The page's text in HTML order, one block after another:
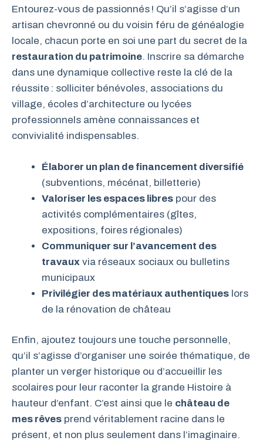
Entourez-vous de passionnés ! Qu’il s’agisse d’un
artisan chevronné ou du voisin féru de généalogie
locale, chacun porte en soi une part du secret de la
restauration du patrimoine. Inscrire sa démarche
dans une dynamique collective reste la clé de la
réussite : solliciter bénévoles, associations du
village, écoles d’architecture ou lycées
professionnels amène connaissances et
convivialité indispensables.
Élaborer un plan de financement diversifié
(subventions, mécénat, billetterie)
Valoriser les espaces libres pour des
activités complémentaires (gîtes,
expositions, foires régionales)
Communiquer sur l’avancement des
travaux via réseaux sociaux ou bulletins
municipaux
Privilégier des matériaux authentiques lors
de la rénovation de château
Enfin, ajoutez toujours une touche personnelle,
qu’il s’agisse d’organiser une soirée thématique, de
planter un verger historique ou d’accueillir les
scolaires pour leur raconter la grande Histoire à
hauteur d’enfant. C’est ainsi que le château de
mes rêves prend véritablement racine dans le
présent, et non plus seulement dans l’imaginaire.